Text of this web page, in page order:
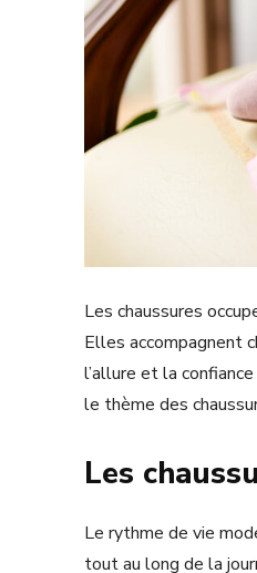
Les chaussures
Elles accompagnent
l’allure et la
le thème des
Les
Le rythme de vie
tout au long de la